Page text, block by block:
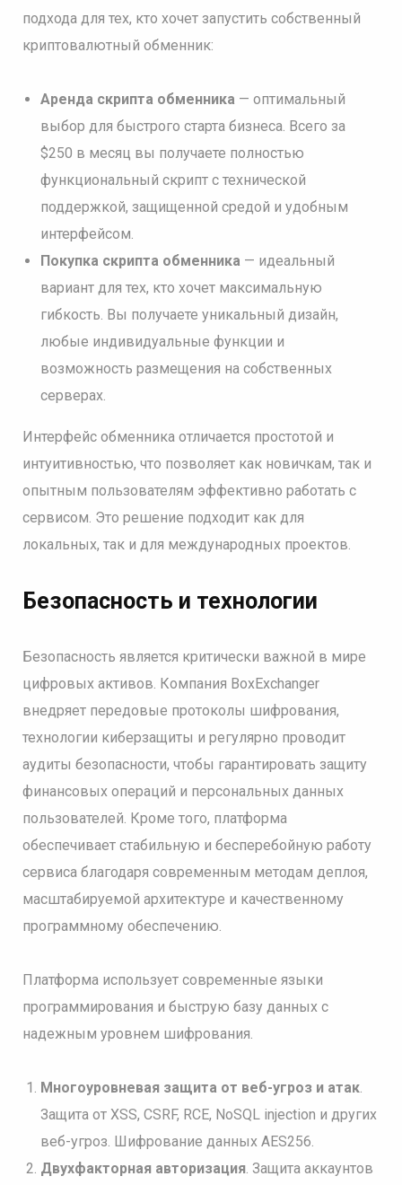
подхода для тех, кто хочет запустить собственный
криптовалютный обменник:
Аренда скрипта обменника — оптимальный
выбор для быстрого старта бизнеса. Всего за
$250 в месяц вы получаете полностью
функциональный скрипт с технической
поддержкой, защищенной средой и удобным
интерфейсом.
Покупка скрипта обменника — идеальный
вариант для тех, кто хочет максимальную
гибкость. Вы получаете уникальный дизайн,
любые индивидуальные функции и
возможность размещения на собственных
серверах.
Интерфейс обменника отличается простотой и
интуитивностью, что позволяет как новичкам, так и
опытным пользователям эффективно работать с
сервисом. Это решение подходит как для
локальных, так и для международных проектов.
Безопасность и технологии
Безопасность является критически важной в мире
цифровых активов. Компания BoxExchanger
внедряет передовые протоколы шифрования,
технологии киберзащиты и регулярно проводит
аудиты безопасности, чтобы гарантировать защиту
финансовых операций и персональных данных
пользователей. Кроме того, платформа
обеспечивает стабильную и бесперебойную работу
сервиса благодаря современным методам деплоя,
масштабируемой архитектуре и качественному
программному обеспечению.
Платформа использует современные языки
программирования и быструю базу данных с
надежным уровнем шифрования.
Многоуровневая защита от веб-угроз и атак.
Защита от XSS, CSRF, RCE, NoSQL injection и других
веб-угроз. Шифрование данных AES256.
Двухфакторная авторизация. Защита аккаунтов